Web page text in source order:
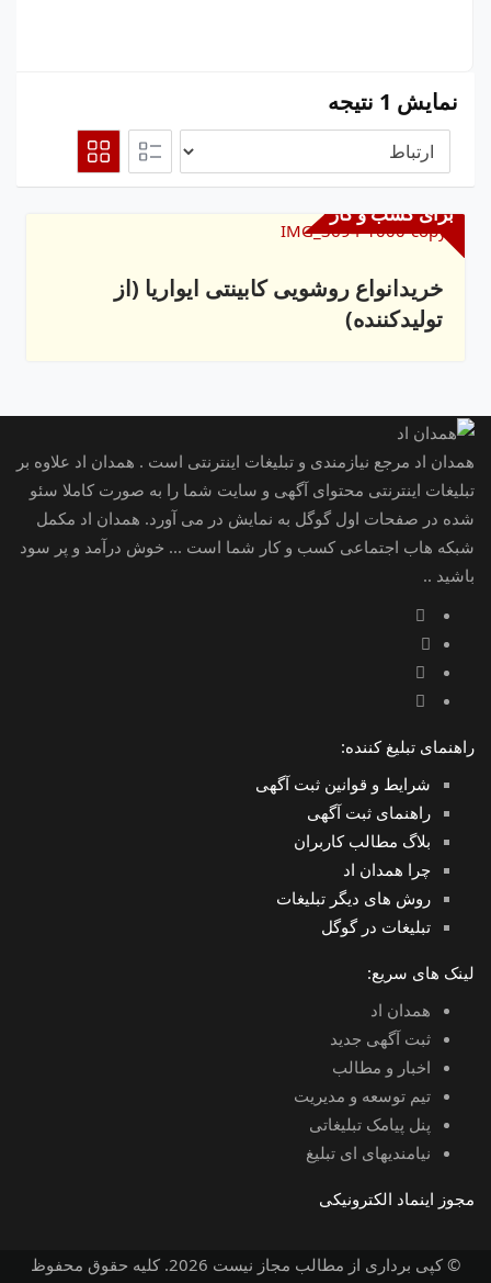
نمایش 1 نتیجه
برای کسب و کار
خریدانواع روشویی کابینتی ایواریا (از
تولیدکننده)
همدان اد مرجع نیازمندی و تبلیغات اینترنتی است . همدان اد علاوه بر
تبلیغات اینترنتی محتوای آگهی و سایت شما را به صورت کاملا سئو
شده در صفحات اول گوگل به نمایش در می آورد. همدان اد مکمل
شبکه هاب اجتماعی کسب و کار شما است ... خوش درآمد و پر سود
باشید ..
راهنمای تبلیغ کننده:
شرایط و قوانین ثبت آگهی
راهنمای ثبت آگهی
بلاگ مطالب کاربران
چرا همدان اد
روش های دیگر تبلیغات
تبلیغات در گوگل
لینک های سریع:
همدان اد
ثبت آگهی جدید
اخبار و مطالب
تیم توسعه و مدیریت
پنل پیامک تبلیغاتی
نیامندیهای ای تبلیغ
مجوز اینماد الکترونیکی
© کپی برداری از مطالب مجاز نیست 2026. کلیه حقوق محفوظ